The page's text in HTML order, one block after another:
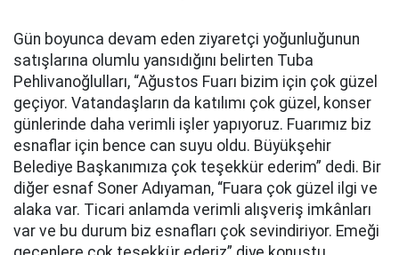
Gün boyunca devam eden ziyaretçi yoğunluğunun
satışlarına olumlu yansıdığını belirten Tuba
Pehlivanoğlulları, “Ağustos Fuarı bizim için çok güzel
geçiyor. Vatandaşların da katılımı çok güzel, konser
günlerinde daha verimli işler yapıyoruz. Fuarımız biz
esnaflar için bence can suyu oldu. Büyükşehir
Belediye Başkanımıza çok teşekkür ederim” dedi. Bir
diğer esnaf Soner Adıyaman, “Fuara çok güzel ilgi ve
alaka var. Ticari anlamda verimli alışveriş imkânları
var ve bu durum biz esnafları çok sevindiriyor. Emeği